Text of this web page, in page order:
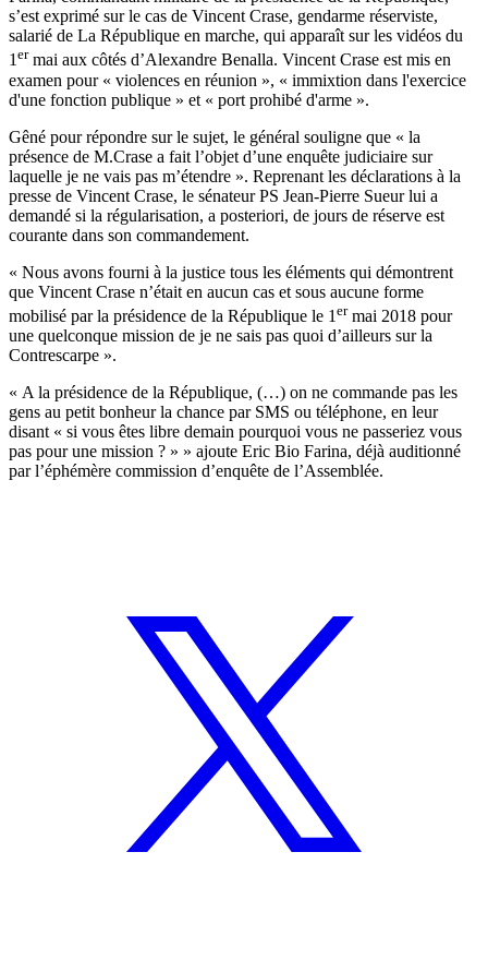
s’est exprimé sur le cas de Vincent Crase, gendarme réserviste,
salarié de La République en marche, qui apparaît sur les vidéos du
1ermai aux côtés d’Alexandre Benalla. Vincent Crase est mis en
examen pour « violences en réunion », « immixtion dans l'exercice
d'une fonction publique » et « port prohibé d'arme ».
Gêné pour répondre sur le sujet, le général souligne que « la
présence de M.Crase a fait l’objet d’une enquête judiciaire sur
laquelle je ne vais pas m’étendre ». Reprenant les déclarations à la
presse de Vincent Crase, le sénateur PS Jean-Pierre Sueur lui a
demandé si la régularisation, a posteriori, de jours de réserve est
courante dans son commandement.
« Nous avons fourni à la justice tous les éléments qui démontrent
que Vincent Crase n’était en aucun cas et sous aucune forme
mobilisé par la présidence de la République le 1 ermai 2018 pour
une quelconque mission de je ne sais pas quoi d’ailleurs sur la
Contrescarpe ».
« A la présidence de la République, (…) on ne commande pas les
gens au petit bonheur la chance par SMS ou téléphone, en leur
disant « si vous êtes libre demain pourquoi vous ne passeriez vous
pas pour une mission ? » » ajoute Eric Bio Farina, déjà auditionné
par l’éphémère commission d’enquête de l’Assemblée.